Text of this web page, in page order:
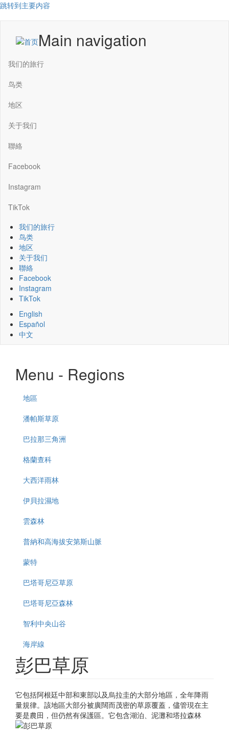
跳转到主要内容
Main navigation
我们的旅行
鸟类
地区
关于我们
聯絡
Facebook
Instagram
TikTok
我们的旅行
鸟类
地区
关于我们
聯絡
Facebook
Instagram
TikTok
English
Español
中文
Menu - Regions
地區
潘帕斯草原
巴拉那三角洲
格蘭查科
大西洋雨林
伊貝拉濕地
雲森林
普納和高海拔安第斯山脈
蒙特
巴塔哥尼亞草原
巴塔哥尼亞森林
智利中央山谷
海岸線
彭巴草原
它包括阿根廷中部和東部以及烏拉圭的大部分地區，全年降雨
量規律。該地區大部分被廣闊而茂密的草原覆蓋，儘管現在主
要是農田，但仍然有保護區。它包含湖泊、泥灘和塔拉森林